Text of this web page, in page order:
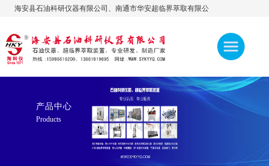
海安县石油科研仪器有限公司、南通市华安超临界萃取有限公
15996616200、13861919695、13906276600
产品中心
Products